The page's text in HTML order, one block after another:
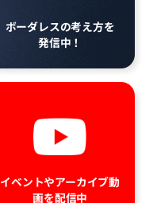
ボーダレスの考え方を
発信中！
イベントやアーカイブ動
画を配信中